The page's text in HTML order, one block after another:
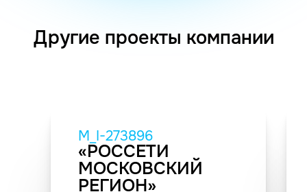
Другие проекты компании
M_I-273896
«РОССЕТИ
МОСКОВСКИЙ
РЕГИОН»